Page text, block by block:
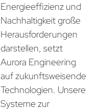
Energieeffizienz und
Nachhaltigkeit große
Herausforderungen
darstellen, setzt
Aurora Engineering
auf zukunftsweisende
Technologien. Unsere
Systeme zur